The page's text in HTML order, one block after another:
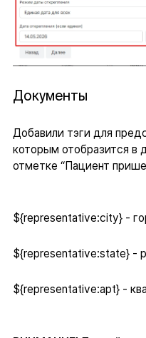
Документы
Добавили тэги для
которым отобразится в
отметке “Пациент
${representative:city} -
${representative:state} -
${representative:apt} -